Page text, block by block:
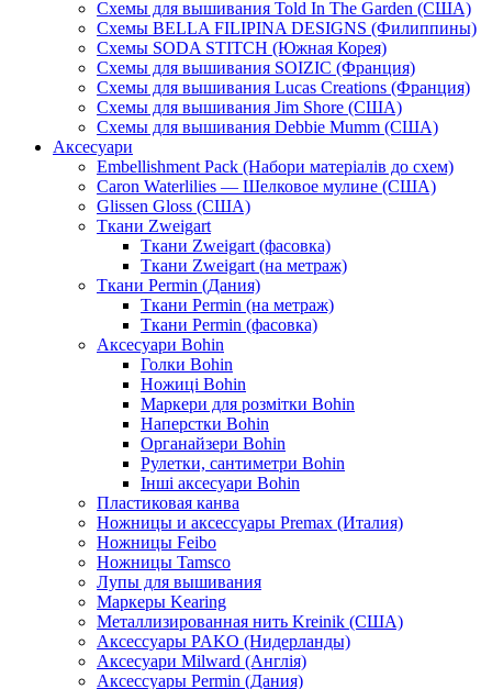
Схемы для вышивания Told In The Garden (США)
Схемы BELLA FILIPINA DESIGNS (Филиппины)
Схемы SODA STITCH (Южная Корея)
Схемы для вышивания SOIZIC (Франция)
Схемы для вышивания Lucas Creations (Франция)
Схемы для вышивания Jim Shore (США)
Схемы для вышивания Debbie Mumm (США)
Аксесуари
Embellishment Pack (Набори матеріалів до схем)
Caron Waterlilies — Шелковое мулине (США)
Glissen Gloss (США)
Ткани Zweigart
Ткани Zweigart (фасовка)
Ткани Zweigart (на метраж)
Ткани Permin (Дания)
Ткани Permin (на метраж)
Ткани Permin (фасовка)
Аксесуари Bohin
Голки Bohin
Ножиці Bohin
Маркери для розмітки Bohin
Наперстки Bohin
Органайзери Bohin
Рулетки, сантиметри Bohin
Інші аксесуари Bohin
Пластиковая канва
Ножницы и аксессуары Premax (Италия)
Ножницы Feibo
Ножницы Tamsco
Лупы для вышивания
Маркеры Kearing
Металлизированная нить Kreinik (США)
Аксессуары PAKO (Нидерланды)
Аксесуари Milward (Англія)
Аксессуары Permin (Дания)